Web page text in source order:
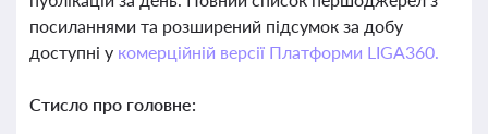
посиланнями та розширений підсумок за добу
доступні у комерційній версії Платформи LIGA360.
Стисло про головне: